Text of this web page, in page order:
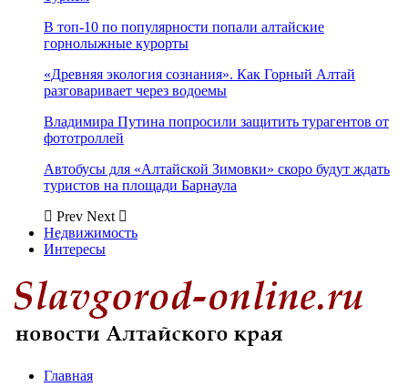
В топ-10 по популярности попали алтайские
горнолыжные курорты
«Древняя экология сознания». Как Горный Алтай
разговаривает через водоемы
Владимира Путина попросили защитить турагентов от
фототроллей
Автобусы для «Алтайской Зимовки» скоро будут ждать
туристов на площади Барнаула
Prev Next
Недвижимость
Интересы
Главная